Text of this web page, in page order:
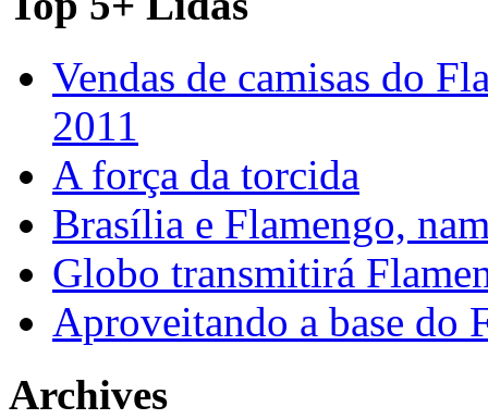
Vendas de camisas do
2011
A força da torcida
Brasília e Flamengo,
Globo transmitirá
Aproveitando a base do
Archives